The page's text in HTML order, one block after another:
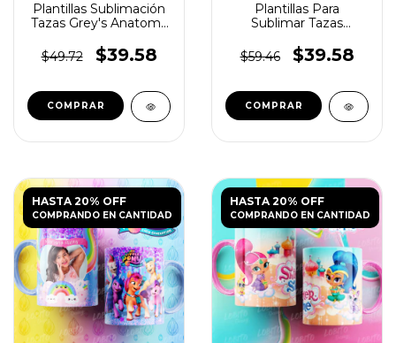
Plantillas Sublimación
Tazas Grey's Anatomy
$49.72
$39.58
Plantillas Para
Sublimar Tazas
$59.46
$39.58
HASTA 20% OFF
COMPRANDO EN CANTIDAD
HASTA 20% OFF
COMPRANDO EN CANTIDAD